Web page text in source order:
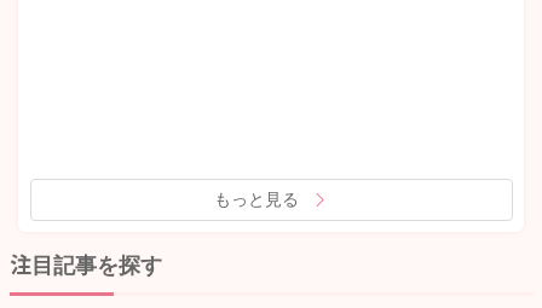
もっと見る
注目記事を探す